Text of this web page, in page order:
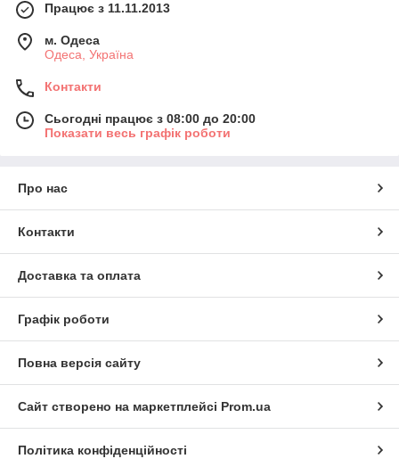
Працює з 11.11.2013
м. Одеса
Одеса, Україна
Контакти
Сьогодні працює з 08:00 до 20:00
Показати весь графік роботи
Про нас
Контакти
Доставка та оплата
Графік роботи
Повна версія сайту
Сайт створено на маркетплейсі Prom.ua
Політика конфіденційності